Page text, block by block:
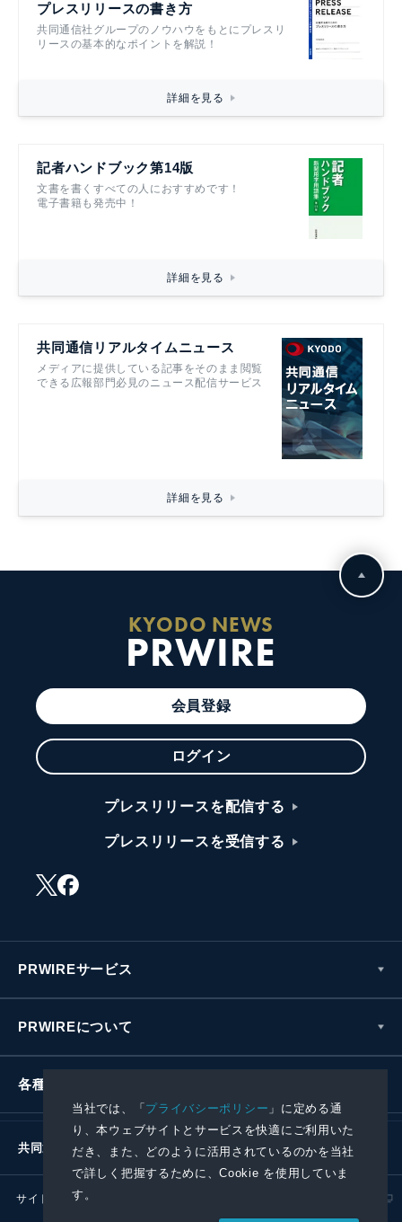
当社では、「プライバシーポリシー 」に定める通
り、本ウェブサイトとサービスを快適にご利用いた
だき、また、どのように活用されているのかを当社
で詳しく把握するために、Cookie を使用していま
す。
プレスリリースの書き方
共同通信社グループのノウハウをもとにプレスリ
リースの基本的なポイントを解説！
詳細を見る
記者ハンドブック第14版
文書を書くすべての人におすすめです！
電子書籍も発売中！
詳細を見る
共同通信リアルタイムニュース
メディアに提供している記事をそのまま閲覧
できる広報部門必見のニュース配信サービス
詳細を見る
KYODO NEWS
PRWIRE
会員登録
ログイン
プレスリリースを配信する
プレスリリースを受信する
PRWIREサービス
PRWIREについて
各種お問い合わせ
共同通信社グループ
サイトポリシー